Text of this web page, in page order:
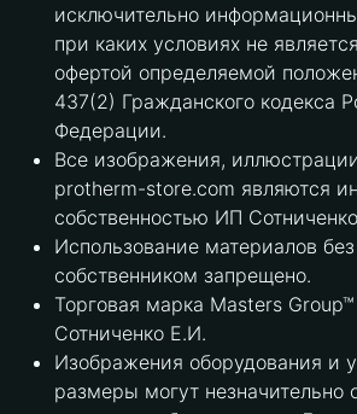
исключительно
при каких условиях не
офертой определяемой
437(2) Гражданского кодекса
Федерации.
Все изображения,
protherm-store.com являются
собственностью ИП
Использование материалов
собственником запрещено.
Торговая марка Masters
Сотниченко Е.И.
Изображения оборудования и
размеры могут незначительно